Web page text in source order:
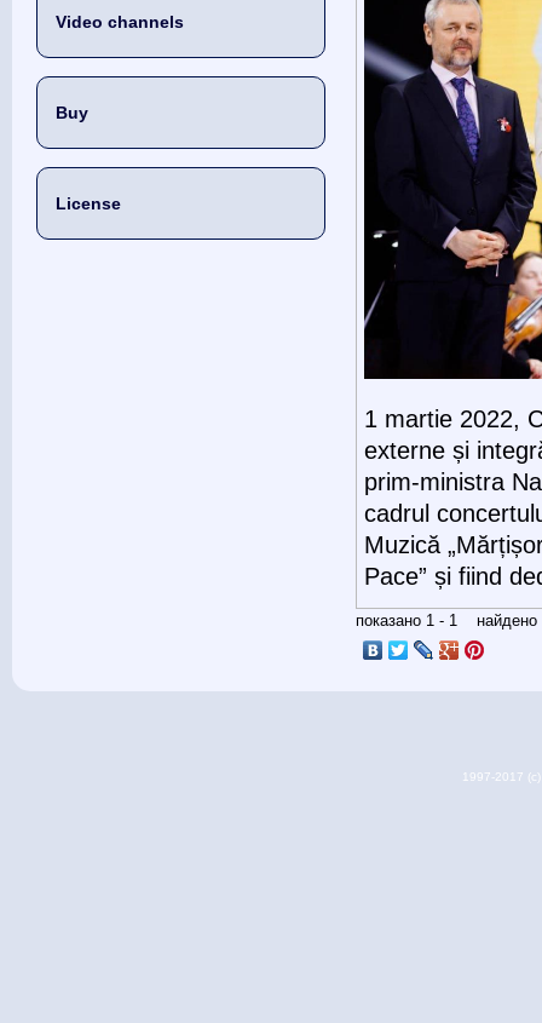
Video channels
Buy
License
1 martie 2022,
externe și
prim-ministra
cadrul
Muzică
Pace” și fiind
показано 1 - 1 найдено
1997-2017